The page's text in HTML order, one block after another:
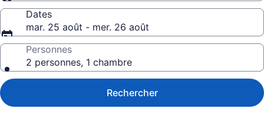
Dates
mar. 25 août - mer. 26 août
Personnes
2 personnes, 1 chambre
Rechercher